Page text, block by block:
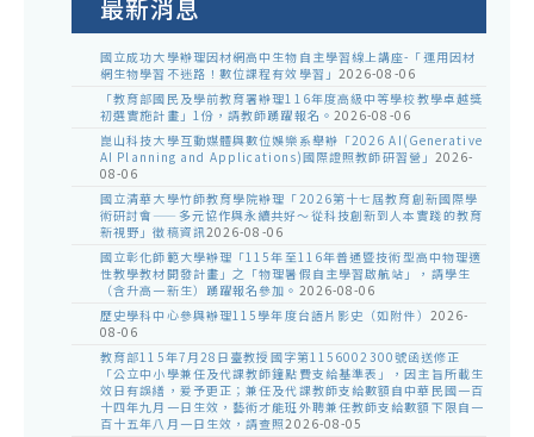
最新消息
國立成功大學辦理因材網高中生物自主學習線上講座-「運用因材
網生物學習不迷路！數位課程有效學習」 2026-08-06
「教育部國民及學前教育署辦理116年度高級中等學校教學卓越獎
初選實施計畫」1份，請教師踴躍報名。 2026-08-06
崑山科技大學互動媒體與數位娛樂系舉辦「2026 AI(Generative
AI Planning and Applications)國際證照教師研習營」 2026-
08-06
國立清華大學竹師教育學院辦理「2026第十七屆教育創新國際學
術研討會——多元協作與永續共好～從科技創新到人本實踐的教育
新視野」徵稿資訊2026-08-06
國立彰化師範大學辦理「115年至116年普通暨技術型高中物理適
性教學教材開發計畫」之「物理暑假自主學習啟航站」，請學生
（含升高一新生）踴躍報名參加。 2026-08-06
歷史學科中心參與辦理115學年度台語片影史（如附件） 2026-
08-06
教育部115年7月28日臺教授國字第1156002300號函送修正
「公立中小學兼任及代課教師鐘點費支給基準表」，因主旨所載生
效日有誤繕，爰予更正；兼任及代課教師支給數額自中華民國一百
十四年九月一日生效，藝術才能班外聘兼任教師支給數額下限自一
百十五年八月一日生效，請查照2026-08-05